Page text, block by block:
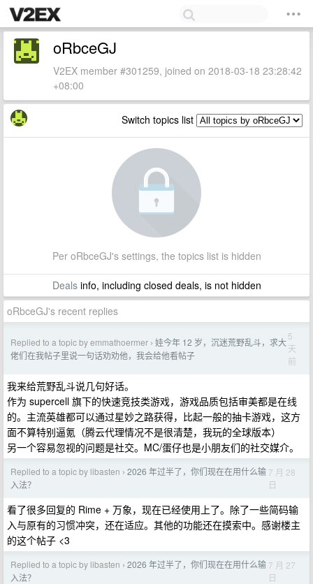
oRbceGJ
V2EX member #301259, joined on 2018-03-18 23:28:42
+08:00
Switch topics list
Per oRbceGJ's settings, the topics list is hidden
Dealsinfo, including closed deals, is not hidden
oRbceGJ's recent replies
Replied to a topic by emmathoermer › 娃今年 12 岁，沉迷荒野乱斗，求大
佬们在我帖子里说一句话劝劝他，我会给他看帖子
5
天
前
我来给荒野乱斗说几句好话。
作为 supercell 旗下的快速竞技类游戏，游戏品质包括审美都是在线
的。主流英雄都可以通过星妙之路获得，比起一般的抽卡游戏，这方
面不算特别逼氪（腾云代理情况不是很清楚，我玩的全球版本）
另一个容易忽视的问题是社交。MC/蛋仔也是小朋友们的社交媒介。
Replied to a topic by libasten › 2026 年过半了，你们现在在用什么输
入法？
7 月 28
日
看了很多回复的 Rime + 万象，现在已经使用上了。除了一些简码输
入与原有的习惯冲突，还在适应。其他的功能还在摸索中。感谢楼主
的这个帖子 <3
Replied to a topic by libasten › 2026 年过半了，你们现在在用什么输
入法？
7 月 27
日